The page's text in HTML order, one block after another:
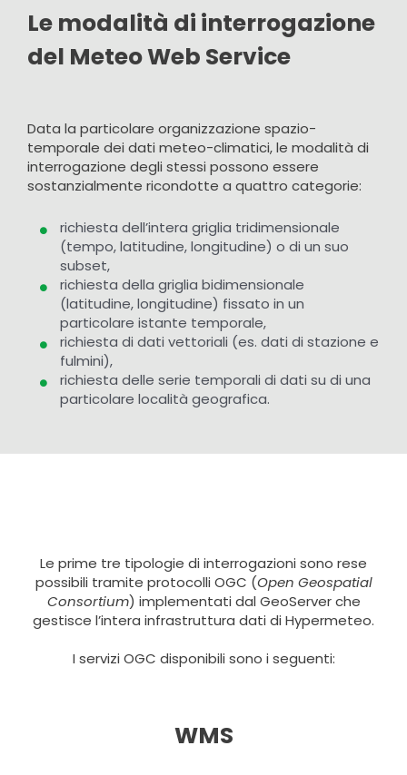
Le modalità di interrogazione
del Meteo Web Service
Data la particolare organizzazione spazio-
temporale dei dati meteo-climatici, le modalità di
interrogazione degli stessi possono essere
sostanzialmente ricondotte a quattro categorie:
richiesta dell’intera griglia tridimensionale
(tempo, latitudine, longitudine) o di un suo
subset,
richiesta della griglia bidimensionale
(latitudine, longitudine) fissato in un
particolare istante temporale,
richiesta di dati vettoriali (es. dati di stazione e
fulmini),
richiesta delle serie temporali di dati su di una
particolare località geografica.
Le prime tre tipologie di interrogazioni sono rese
possibili tramite protocolli OGC (Open Geospatial
Consortium) implementati dal GeoServer che
gestisce l’intera infrastruttura dati di Hypermeteo.
I servizi OGC disponibili sono i seguenti:
WMS